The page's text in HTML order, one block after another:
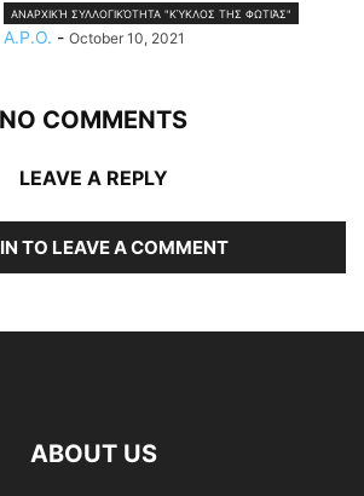
ΑΝΑΡΧΙΚΉ ΣΥΛΛΟΓΙΚΌΤΗΤΑ "ΚΎΚΛΟΣ ΤΗΣ ΦΩΤΙΆΣ"
A.P.O. - October 10, 2021
NO COMMENTS
LEAVE A REPLY
TO LEAVE A COMMENT
ABOUT US